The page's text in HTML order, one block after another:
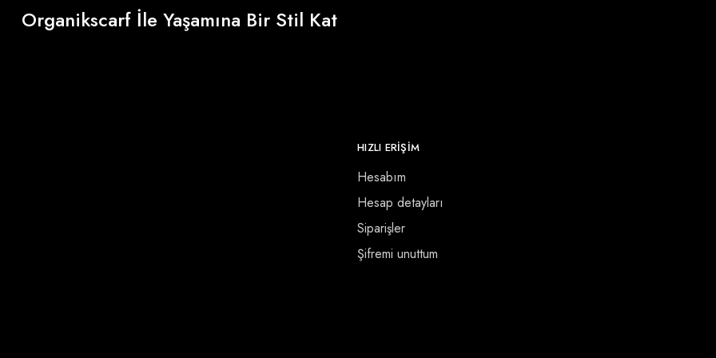
Organikscarf İle Yaşamına Bir Stil Kat
HIZLI ERİŞİM
Hesabım
Hesap detayları
Siparişler
Şifremi unuttum